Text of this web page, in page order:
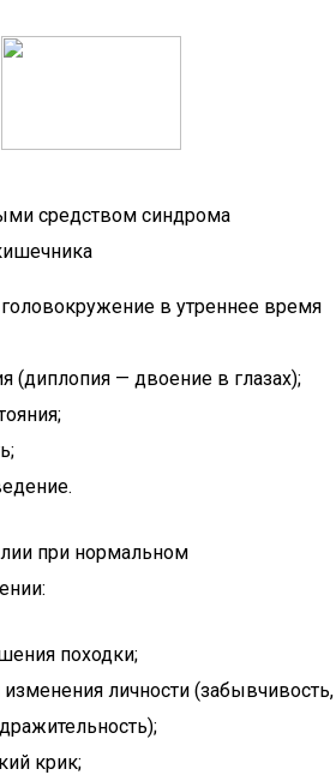
средством синдрома
головокружение в утреннее время
(диплопия — двоение в глазах);
при нормальном
походки;
личности (забывчивость,
крик;